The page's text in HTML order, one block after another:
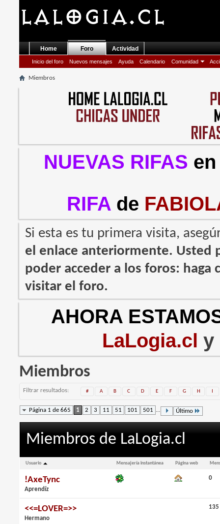
Home Foro
Inicio del foro Nuevos mensajes Ayuda Calendario Comunidad
Actividad
Miembros
NUEVAS RIFAS en
RIFA de
Si esta es tu primera visita,
el enlace anteriormente. Usted
poder acceder a los foros: haga
visitar el foro.
AHORA
LaLogia.cl y
Miembros
Filtrar resultados # A B C D E F G H
Página 1 de 665 1 2 3 11 51 101 501 ... Último
Miembros de LaLogia.cl
Usuario Mensajería instantánea Página web
!AxeTync
Aprendíz
0
<<=LOVER=>>
Hermano
135